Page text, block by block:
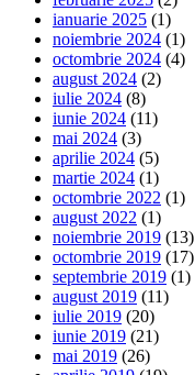
ianuarie 2025 (1)
noiembrie 2024 (1)
octombrie 2024 (4)
august 2024 (2)
iulie 2024 (8)
iunie 2024 (11)
mai 2024 (3)
aprilie 2024 (5)
martie 2024 (1)
octombrie 2022 (1)
august 2022 (1)
noiembrie 2019 (13)
octombrie 2019 (17)
septembrie 2019 (1)
august 2019 (11)
iulie 2019 (20)
iunie 2019 (21)
mai 2019 (26)